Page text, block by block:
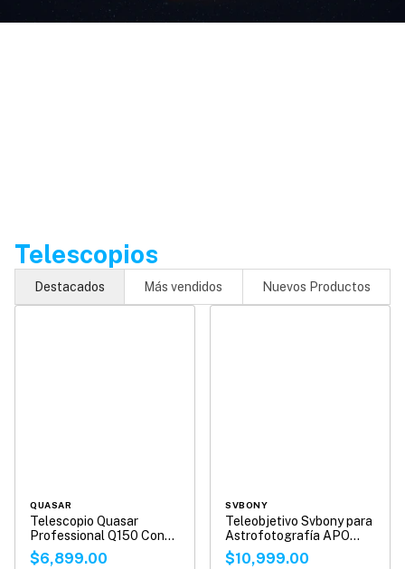
Telescopios
Destacados Más vendidos Nuevos Productos
QUASAR
Telescopio Quasar
Professional Q150 Con
Adaptador Smartphone
$6,899.00
SVBONY
Teleobjetivo Svbony para
Astrofotografía APO
45mm SV545
$10,999.00